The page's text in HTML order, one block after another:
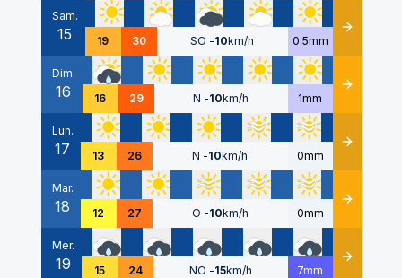
Sam.
15 19 30 SO -10km/h 0.5mm Détails
Dim.
16 16 29 N -10km/h 1mm Détails
Lun.
17 13 26 N -10km/h 0mm Détails
Mar.
18 12 27 O -10km/h 0mm Détails
Mer.
19 15 24 NO -15km/h 7mm Détails